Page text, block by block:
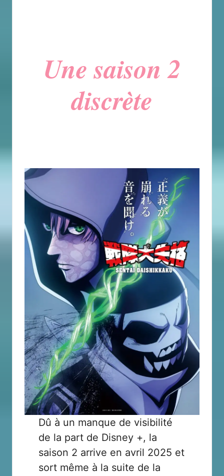
Une saison 2
discrète
Dû à un manque de visibilité
de la part de Disney +, la
saison 2 arrive en avril 2025 et
sort même à la suite de la